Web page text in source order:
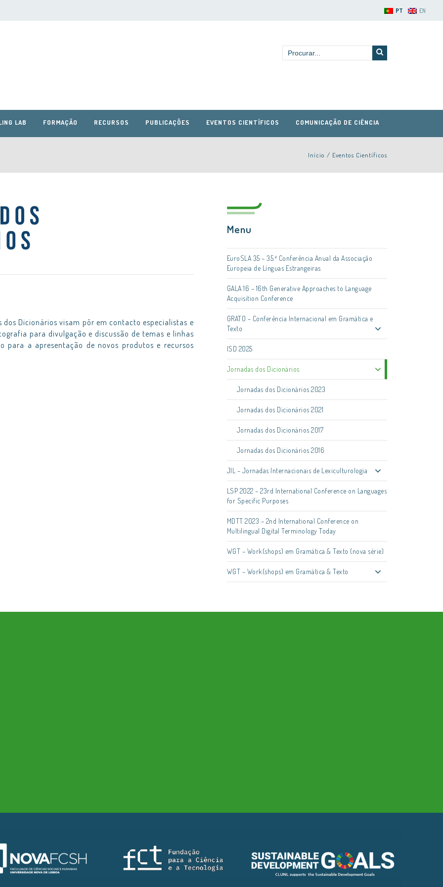
PT EN
LAB FORMAÇÃO RECURSOS PUBLICAÇÕES EVENTOS CIENTÍFICOS COMUNICAÇÃO DE CIÊNCIA
Início / Eventos Científicos
dos Dicionários visam pôr em contacto especialistas e
para divulgação e discussão de temas e linhas
para a apresentação de novos produtos e recursos
Menu
EuroSLA 35 – 35.ª Conferência Anual da Associação
Europeia de Línguas Estrangeiras
GALA 16 – 16th Generative Approaches to Language
Acquisition Conference
GRATO – Conferência Internacional em Gramática e
Texto
ISD 2025
Jornadas dos Dicionários
Jornadas dos Dicionários 2023
Jornadas dos Dicionários 2021
Jornadas dos Dicionários 2017
Jornadas dos Dicionários 2016
JIL – Jornadas Internacionais de Lexiculturologia
LSP 2022 – 23rd International Conference on Languages
for Specific Purposes
MDTT 2023 – 2nd International Conference on
Multilingual Digital Terminology Today
WGT – Work(shops) em Gramática & Texto (nova série)
WGT – Work(shops) em Gramática & Texto